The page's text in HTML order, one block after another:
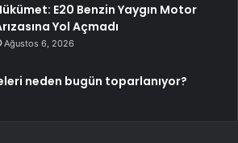
E20 Benzin Yaygın Motor
Yol Açmadı
Ağustos 6, 2026
neden bugün toparlanıyor?